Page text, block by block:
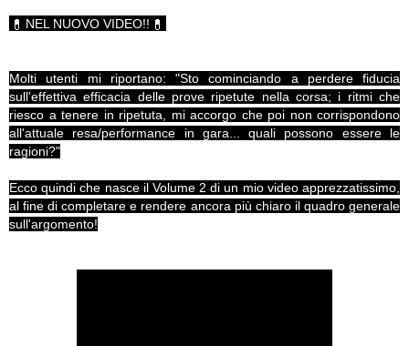
💊 NEL NUOVO VIDEO!! 💊
Molti utenti mi riportano: "Sto cominciando a perdere fiducia
sull'effettiva efficacia delle prove ripetute nella corsa; i ritmi che
riesco a tenere in ripetuta, mi accorgo che poi non corrispondono
all'attuale resa/performance in gara... quali possono essere le
ragioni?"
Ecco quindi che nasce il Volume 2 di un mio video apprezzatissimo,
al fine di completare e rendere ancora più chiaro il quadro generale
sull'argomento!